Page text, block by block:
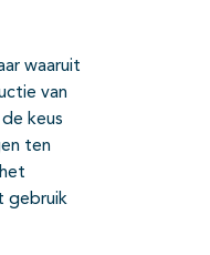
waaruit
van
keus
ten
gebruik